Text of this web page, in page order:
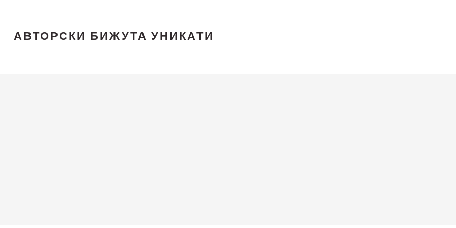
АВТОРСКИ БИЖУТА УНИКАТИ